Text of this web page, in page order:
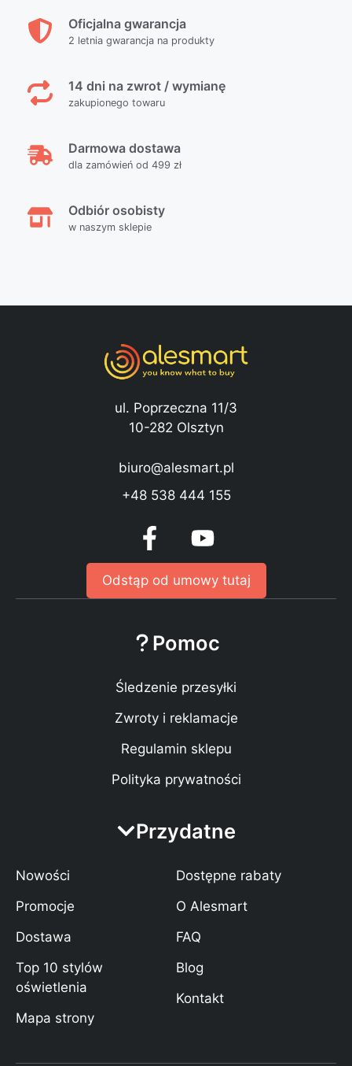
Oficjalna gwarancja
2 letnia gwarancja na produkty
14 dni na zwrot / wymianę
zakupionego towaru
Darmowa dostawa
dla zamówień od 499 zł
Odbiór osobisty
w naszym sklepie
ul. Poprzeczna 11/3
10-282 Olsztyn
biuro@alesmart.pl
+48 538 444 155
Odstąp od umowy tutaj
Pomoc
Śledzenie przesyłki
Zwroty i reklamacje
Regulamin sklepu
Polityka prywatności
Przydatne
Nowości
Promocje
Dostawa
Top 10 stylów
oświetlenia
Mapa strony
Dostępne rabaty
O Alesmart
FAQ
Blog
Kontakt